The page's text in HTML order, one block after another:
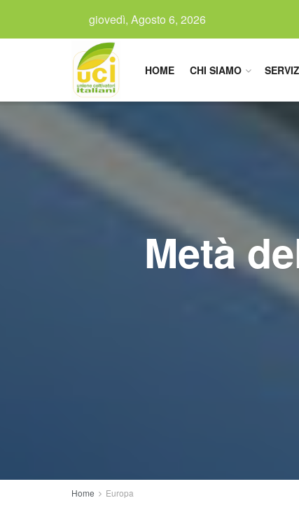
giovedì, Agosto 6, 2026
HOME CHI SIAMO
Metà
Home Europa